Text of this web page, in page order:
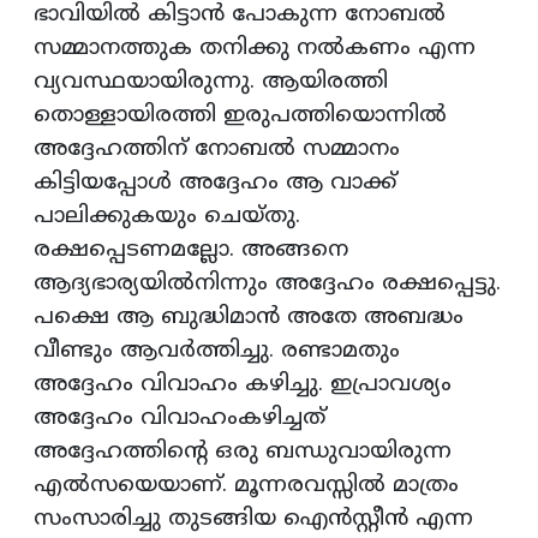
ഭാവിയില്‍ കിട്ടാന്‍ പോകുന്ന നോബല്‍
സമ്മാനത്തുക തനിക്കു നല്‍കണം എന്ന
വ്യവസ്ഥയായിരുന്നു. ആയിരത്തി
തൊള്ളായിരത്തി ഇരുപത്തിയൊന്നില്‍
അദ്ദേഹത്തിന് നോബല്‍ സമ്മാനം
കിട്ടിയപ്പോള്‍ അദ്ദേഹം ആ വാക്ക്
പാലിക്കുകയും ചെയ്തു.
രക്ഷപ്പെടണമല്ലോ. അങ്ങനെ
ആദ്യഭാര്യയില്‍നിന്നും അദ്ദേഹം രക്ഷപ്പെട്ടു.
പക്ഷെ ആ ബുദ്ധിമാന്‍ അതേ അബദ്ധം
വീണ്ടും ആവര്‍ത്തിച്ചു. രണ്ടാമതും
അദ്ദേഹം വിവാഹം കഴിച്ചു. ഇപ്രാവശ്യം
അദ്ദേഹം വിവാഹംകഴിച്ചത്
അദ്ദേഹത്തിന്റെ ഒരു ബന്ധുവായിരുന്ന
എല്‍സയെയാണ്. മൂന്നരവസ്സില്‍ മാത്രം
സംസാരിച്ചു തുടങ്ങിയ ഐന്‍സ്റ്റീന്‍ എന്ന